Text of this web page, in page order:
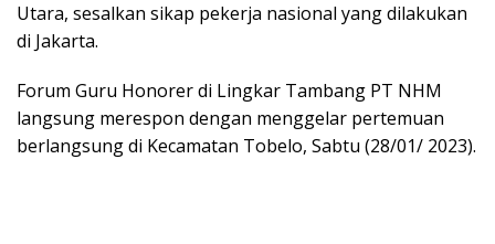
Utara, sesalkan sikap pekerja nasional yang dilakukan
di Jakarta.
Forum Guru Honorer di Lingkar Tambang PT NHM
langsung merespon dengan menggelar pertemuan
berlangsung di Kecamatan Tobelo, Sabtu (28/01/ 2023).